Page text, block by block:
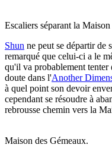
Escaliers séparant la
Shun ne peut se départir de
remarqué que celui-ci a le
qu'il va probablement tenter
doute dans l'Another
à quel point son devoir
cependant se résoudre à
rebrousse chemin vers la
Maison des Gémeaux.